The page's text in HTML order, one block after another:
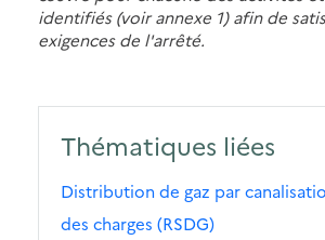
identifiés (voir annexe 1) afin de
exigences de l'arrêté.
Thématiques liées
Distribution de gaz par
des charges (RSDG)